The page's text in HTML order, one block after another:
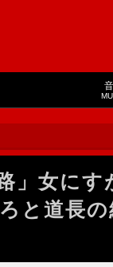
」女に
と道長の